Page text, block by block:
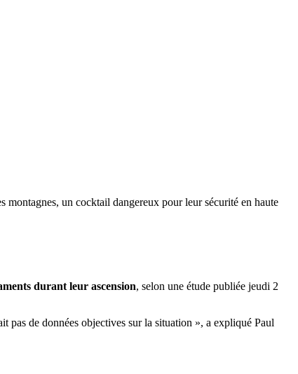
un cocktail dangereux pour leur sécurité en haute
durant leur ascension, selon une étude publiée jeudi 2
pas de données objectives sur la situation », a expliqué Paul